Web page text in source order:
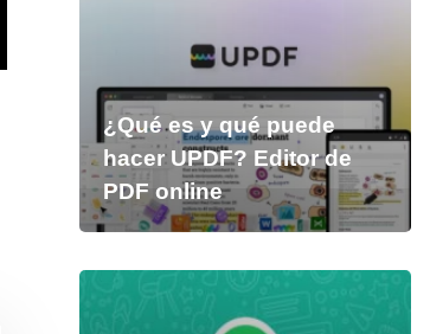
¿Qué es y qué puede
hacer UPDF? Editor de
PDF online